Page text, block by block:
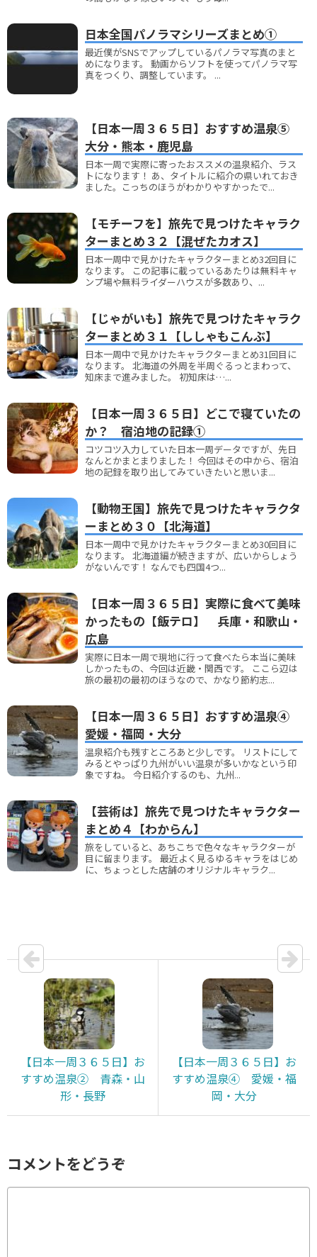
日本全国パノラマシリーズまとめ①
最近僕がSNSでアップしているパノラマ写真のまと
めになります。 動画からソフトを使ってパノラマ写
真をつくり、調整しています。 ...
【日本一周３６５日】おすすめ温泉⑤
大分・熊本・鹿児島
日本一周で実際に寄ったおススメの温泉紹介、ラス
トになります！ あ、タイトルに紹介の県いれておき
ました。こっちのほうがわかりやすかったで...
【モチーフを】旅先で見つけたキャラク
ターまとめ３２【混ぜたカオス】
日本一周中で見かけたキャラクターまとめ32回目に
なります。 この記事に載っているあたりは無料キャ
ンプ場や無料ライダーハウスが多数あり、...
【じゃがいも】旅先で見つけたキャラク
ターまとめ３１【ししゃもこんぶ】
日本一周中で見かけたキャラクターまとめ31回目に
なります。 北海道の外周を半周ぐるっとまわって、
知床まで進みました。 初知床は…...
【日本一周３６５日】どこで寝ていたの
か？ 宿泊地の記録①
コツコツ入力していた日本一周データですが、先日
なんとかまとまりました！ 今回はその中から、宿泊
地の記録を取り出してみていきたいと思いま...
【動物王国】旅先で見つけたキャラクタ
ーまとめ３０【北海道】
日本一周中で見かけたキャラクターまとめ30回目に
なります。 北海道編が続きますが、広いからしょう
がないんです！ なんでも四国4つ...
【日本一周３６５日】実際に食べて美味
かったもの【飯テロ】 兵庫・和歌山・
広島
実際に日本一周で現地に行って食べたら本当に美味
しかったもの、今回は近畿・関西です。 ここら辺は
旅の最初の最初のほうなので、かなり節約志...
【日本一周３６５日】おすすめ温泉④
愛媛・福岡・大分
温泉紹介も残すところあと少しです。 リストにして
みるとやっぱり九州がいい温泉が多いかなという印
象ですね。 今日紹介するのも、九州...
【芸術は】旅先で見つけたキャラクター
まとめ４【わからん】
旅をしていると、あちこちで色々なキャラクターが
目に留まります。 最近よく見るゆるキャラをはじめ
に、ちょっとした店舗のオリジナルキャラク...
【日本一周３６５日】お
すすめ温泉② 青森・山
形・長野
【日本一周３６５日】お
すすめ温泉④ 愛媛・福
岡・大分
コメントをどうぞ